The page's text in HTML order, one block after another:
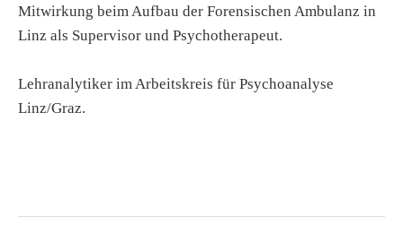
Mitwirkung beim Aufbau der Forensischen Ambulanz in
Linz als Supervisor und Psychotherapeut.
Lehranalytiker im Arbeitskreis für Psychoanalyse
Linz/Graz.